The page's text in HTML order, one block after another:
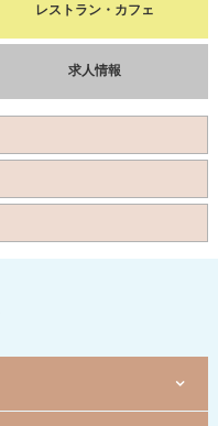
レストラン・カフェ
求人情報